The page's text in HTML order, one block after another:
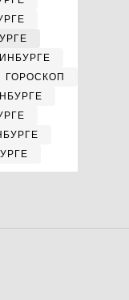
ГОРОСКОП